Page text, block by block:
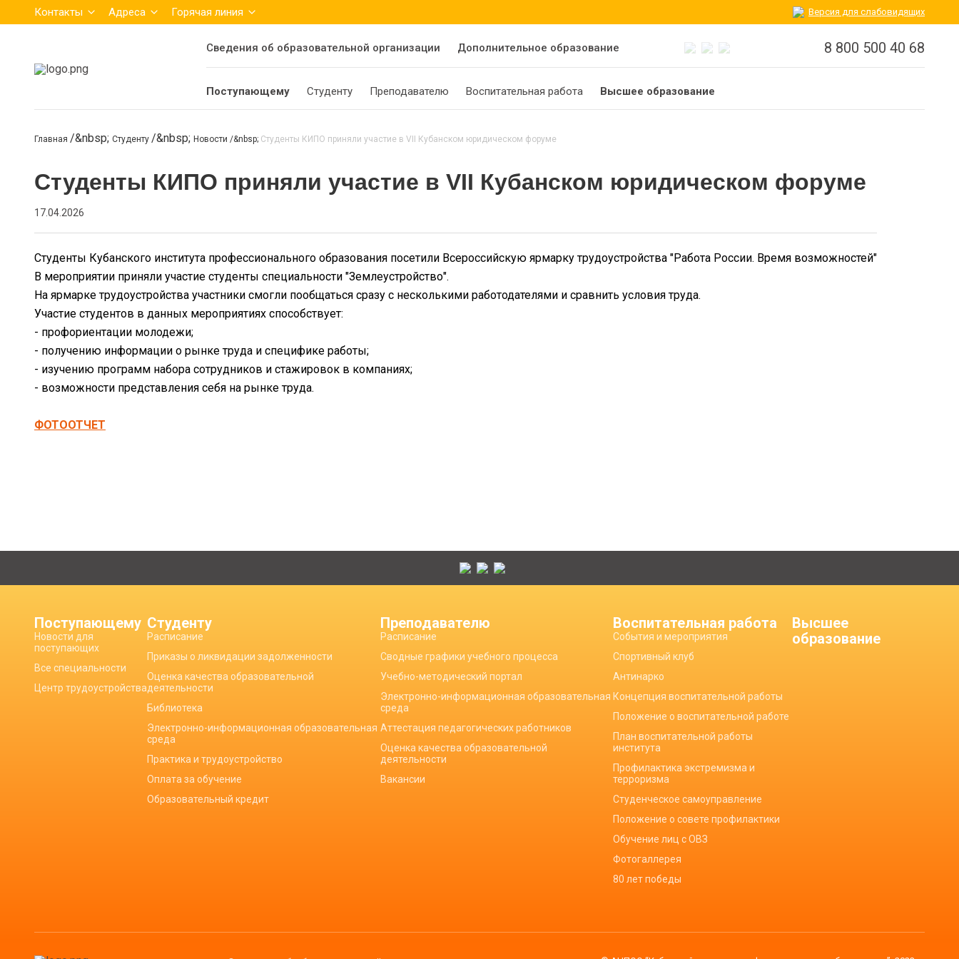
Контакты Адреса Горячая линия Версия для слабовидящих
Сведения об образовательной организации Дополнительное образование 8 800 500 40 68
Поступающему Студенту Преподавателю Воспитательная работа Высшее образование
Главная Студенту Новости Студенты КИПО приняли участие в VII Кубанском юридическом форуме
Студенты КИПО приняли участие в VII Кубанском юридическом форуме
17.04.2026
Студенты Кубанского института профессионального образования посетили Всероссийскую ярмарку трудоустройства "Работа России. Время возможностей"
В мероприятии приняли участие студенты специальности "Землеустройство".
На ярмарке трудоустройства участники смогли пообщаться сразу с несколькими работодателями и сравнить условия труда.
Участие студентов в данных мероприятиях способствует:
- профориентации молодежи;
- получению информации о рынке труда и специфике работы;
- изучению программ набора сотрудников и стажировок в компаниях;
- возможности представления себя на рынке труда.
ФОТООТЧЕТ
Поступающему
Новости для
поступающих
Все специальности
Центр трудоустройства
Студенту
Расписание
Приказы о ликвидации задолженности
Оценка качества образовательной
деятельности
Библиотека
Электронно-информационная образовательная
среда
Практика и трудоустройство
Оплата за обучение
Образовательный кредит
Преподавателю
Расписание
Сводные графики учебного процесса
Учебно-методический портал
Электронно-информационная образовательная
среда
Аттестация педагогических работников
Оценка качества образовательной
деятельности
Вакансии
Воспитательная работа
События и мероприятия
Спортивный клуб
Антинарко
Концепция воспитательной работы
Положение о воспитательной работе
План воспитательной работы
института
Профилактика экстремизма и
терроризма
Студенческое самоуправление
Положение о совете профилактики
Обучение лиц с ОВЗ
Фотогаллерея
80 лет победы
Высшее
образование